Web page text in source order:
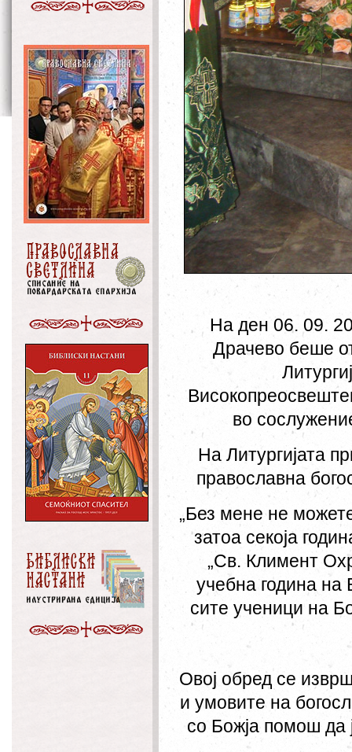
На ден 06. 09.
Драчево беше
во
На Литургијата
православна
„Без мене не
затоа секоја
„Св. Климент
учебна година на
сите ученици на
Овој обред се
и умовите на
со Божја помош да